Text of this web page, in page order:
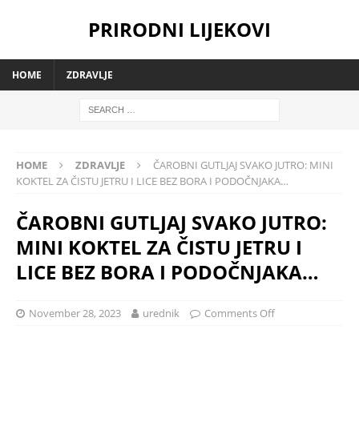
PRIRODNI LIJEKOVI
HOME ZDRAVLJE
HOME ZDRAVLJE
ČAROBNI GUTLJAJ SVAKO JUTRO: MINI
KOKTEL ZA ČISTU JETRU I LICE BEZ BORA I PODOČNJAKA…
ČAROBNI GUTLJAJ SVAKO JUTRO:
MINI KOKTEL ZA ČISTU JETRU I
LICE BEZ BORA I PODOČNJAKA…
November 28, 2023 urednik Comments Off